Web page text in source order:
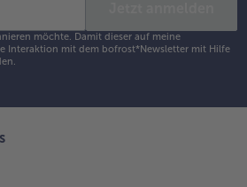
möchte. Damit dieser auf meine
Interaktion mit dem bofrost*Newsletter mit Hilfe